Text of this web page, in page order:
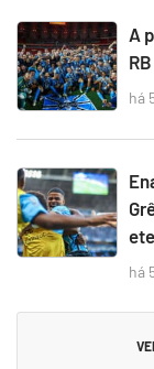
A
há
há